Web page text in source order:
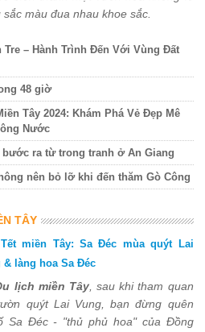
màu đua nhau khoe sắc.
– Hành Trình Đến Với Vùng Đất
48 giờ
Tây 2024: Khám Phá Vẻ Đẹp Mê
Nước
bước ra từ trong tranh ở An Giang
nên bỏ lỡ khi đến thăm Gò Công
TÂY
miền Tây: Sa Đéc mùa quýt Lai
& làng hoa Sa Đéc
lịch miền Tây, sau khi tham quan
quýt Lai Vung, bạn đừng quên
Sa Đéc - "thủ phủ hoa" của Đồng